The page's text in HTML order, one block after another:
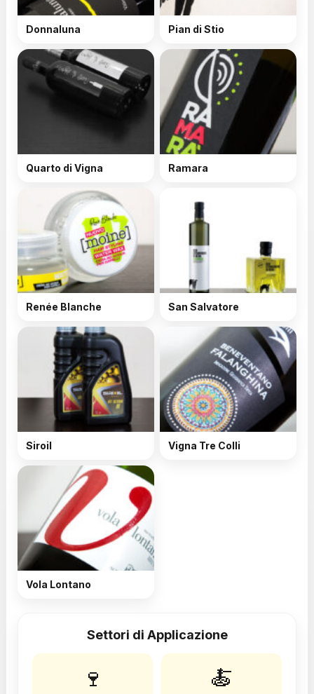
Donnaluna Pian di Stio
Quarto di Vigna Ramara
Renée Blanche San Salvatore
Siroil Vigna Tre Colli
Vola Lontano
Settori di Applicazione
🍷 🍝